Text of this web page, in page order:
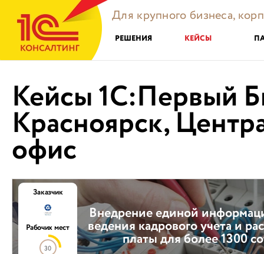
Для крупного бизнеса,
РЕШЕНИЯ КЕЙСЫ
Кейсы 1С:Первый
Красноярск,
офис
Внедрение единой
ведения кадрового учета и
платы для более 1300
Заказчик
Рабочих мест
30